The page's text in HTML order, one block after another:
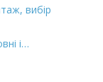
вибір
і…